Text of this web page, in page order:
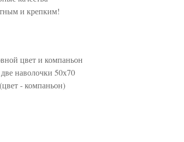
и крепким!
цвет и компаньон
наволочки 50х70
- компаньон)